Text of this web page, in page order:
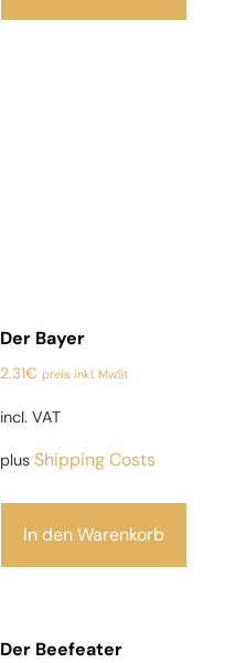
Der Bayer
2.31€ preis inkl. MwSt
incl. VAT
plus Shipping Costs
In den Warenkorb
Der Beefeater